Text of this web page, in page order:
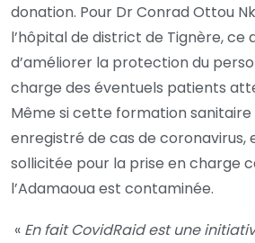
donation. Pour Dr Conrad Ottou
l’hôpital de district de Tignère,
d’améliorer la protection du
charge des éventuels patients
Même si cette formation sanitaire
enregistré de cas de coronavirus,
sollicitée pour la prise en charge
l’Adamaoua est contaminée.
« En fait CovidRaid est une